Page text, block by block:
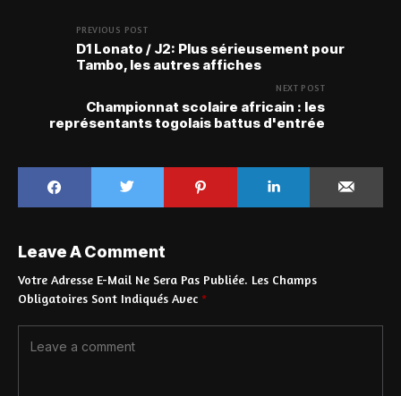
PREVIOUS POST
D1 Lonato / J2: Plus sérieusement pour
Tambo, les autres affiches
NEXT POST
Championnat scolaire africain : les
représentants togolais battus d'entrée
Leave A Comment
Votre Adresse E-Mail Ne Sera Pas Publiée. Les Champs
Obligatoires Sont Indiqués Avec *